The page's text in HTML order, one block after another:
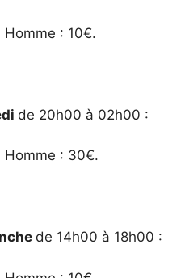
Homme : 10€.
de 20h00 à 02h00 :
Homme : 30€.
de 14h00 à 18h00 :